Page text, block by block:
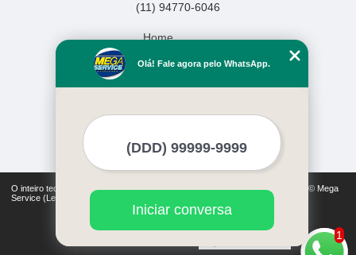
(11) 94770-6046
Home
Empresa
Mais Serviços
O inteiro teor deste site está sujeito à proteção de direitos autorais. Copyright© Mega
Service (Lei 9610 de 19/02/1998)
1
Olá! Fale agora pelo WhatsApp.
Iniciar conversa